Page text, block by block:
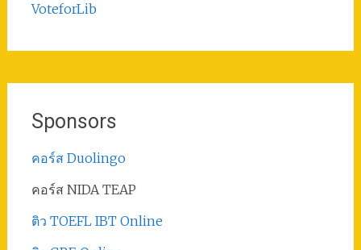
VoteforLib
Sponsors
คอร์ส Duolingo
คอร์ส NIDA TEAP
ติว TOEFL IBT Online